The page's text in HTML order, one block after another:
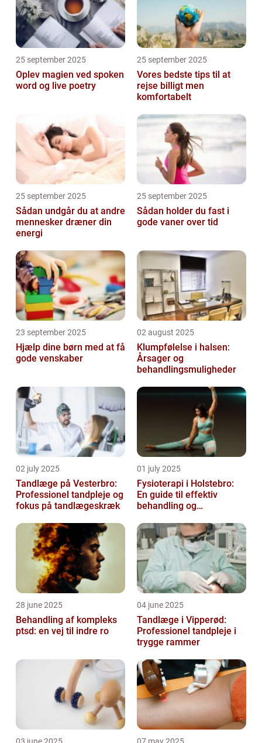
25 september 2025
Oplev magien ved spoken
word og live poetry
25 september 2025
Vores bedste tips til at
rejse billigt men
komfortabelt
25 september 2025
Sådan undgår du at andre
mennesker dræner din
energi
25 september 2025
Sådan holder du fast i
gode vaner over tid
23 september 2025
Hjælp dine børn med at få
gode venskaber
02 august 2025
Klumpfølelse i halsen:
Årsager og
behandlingsmuligheder
02 july 2025
Tandlæge på Vesterbro:
Professionel tandpleje og
fokus på tandlægeskræk
01 july 2025
Fysioterapi i Holstebro:
En guide til effektiv
behandling og
28 june 2025
Behandling af kompleks
ptsd: en vej til indre ro
04 june 2025
Tandlæge i Vipperød:
Professionel tandpleje i
trygge rammer
03 june 2025 07 may 2025